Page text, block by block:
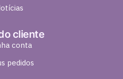
cliente
conta
pedidos